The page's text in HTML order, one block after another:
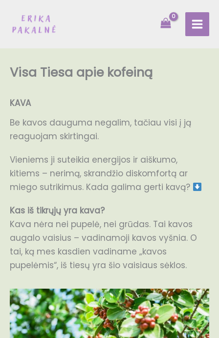
turinio
Visa Tiesa apie kofeiną
KAVA
Be kavos dauguma negalim, tačiau visi į ją
reaguojam skirtingai.
Vieniems ji suteikia energijos ir aiškumo,
kitiems – nerimą, skrandžio diskomfortą ar
miego sutrikimus. Kada galima gerti kavą?
Kas iš tikrųjų yra kava?
Kava nėra nei pupelė, nei grūdas. Tai kavos
augalo vaisius – vadinamoji kavos vyšnia. O
tai, ką mes kasdien vadiname „kavos
pupelėmis“, iš tiesų yra šio vaisiaus sėklos.